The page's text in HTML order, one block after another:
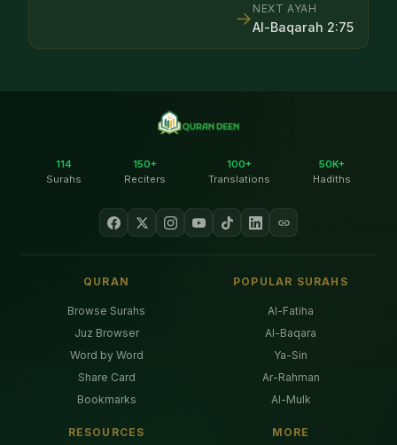
NEXT AYAH
Al-Baqarah 2:75
→
114
Surahs
150+
Reciters
100+
Translations
50K+
Hadiths
QURAN
Browse Surahs
Juz Browser
Word by Word
Share Card
Bookmarks
POPULAR SURAHS
Al-Fatiha
Al-Baqara
Ya-Sin
Ar-Rahman
Al-Mulk
RESOURCES MORE